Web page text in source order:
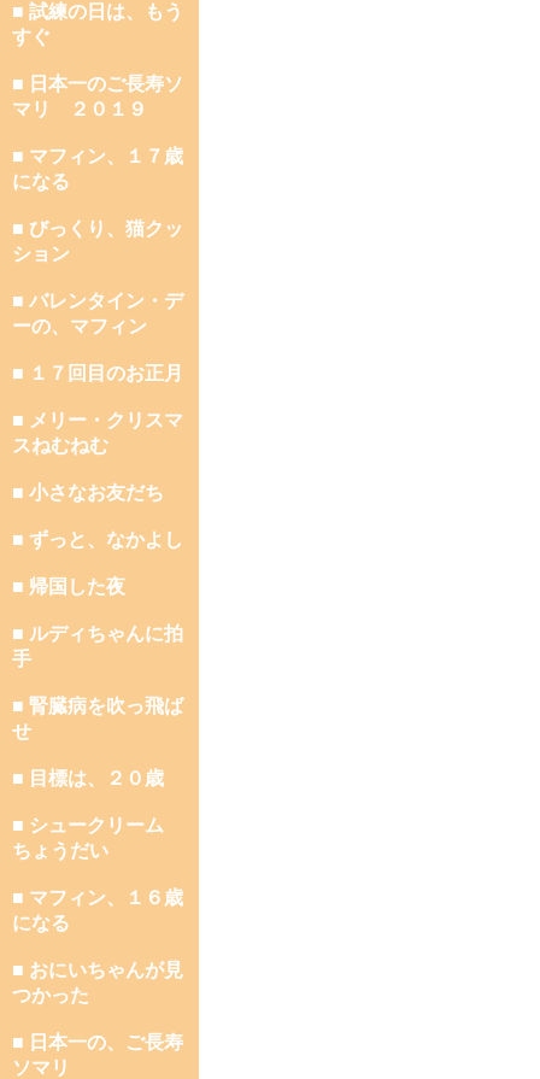
■ 試練の日は、もう
すぐ
■ 日本一のご長寿ソ
マリ ２０１９
■ マフィン、１７歳
になる
■ びっくり、猫クッ
ション
■ バレンタイン・デ
ーの、マフィン
■ １７回目のお正月
■ メリー・クリスマ
スねむねむ
■ 小さなお友だち
■ ずっと、なかよし
■ 帰国した夜
■ ルディちゃんに拍
手
■ 腎臓病を吹っ飛ば
せ
■ 目標は、２０歳
■ シュークリーム
ちょうだい
■ マフィン、１６歳
になる
■ おにいちゃんが見
つかった
■ 日本一の、ご長寿
ソマリ